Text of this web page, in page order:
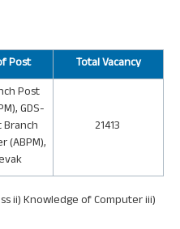
Post Total Vacancy
Post
GDS-
(ABPM),
21413
ii) Knowledge of Computer iii)